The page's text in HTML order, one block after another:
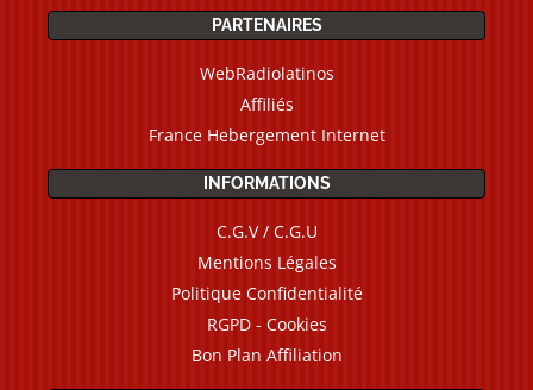
PARTENAIRES
WebRadiolatinos
Affiliés
France Hebergement Internet
INFORMATIONS
C.G.V / C.G.U
Mentions Légales
Politique Confidentialité
RGPD - Cookies
Bon Plan Affiliation